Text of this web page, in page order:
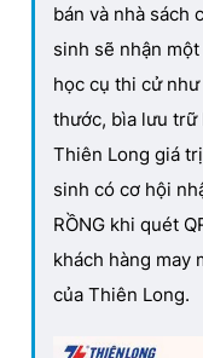
bán và nhà sách
sinh sẽ nhận
học cụ thi cử
thước, bìa lưu trữ
Thiên Long giá
sinh có cơ hội
RỒNG khi quét
khách hàng may
của Thiên Long.